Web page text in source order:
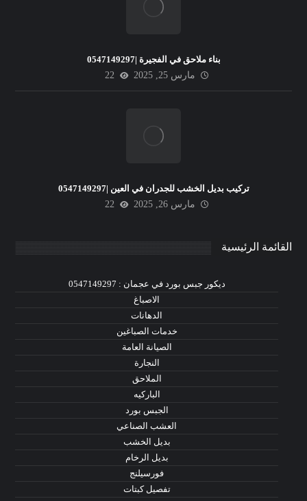
بناء ملاحق في الفجيرة |0547149297
مارس 25, 2025
22
تركيب بديل الخشب للجدران في العين |0547149297
مارس 26, 2025
22
القائمة الرئيسية
ديكور جبس بورد في عجمان : 0547149297
الاصباغ
الدهانات
خدمات الصباغين
الصيانة العامة
النجارة
الملاحق
الباركيه
الجبس بورد
العشب الصناعي
بديل الخشب
بديل الرخام
فورسيلنج
تفصيل كبتات